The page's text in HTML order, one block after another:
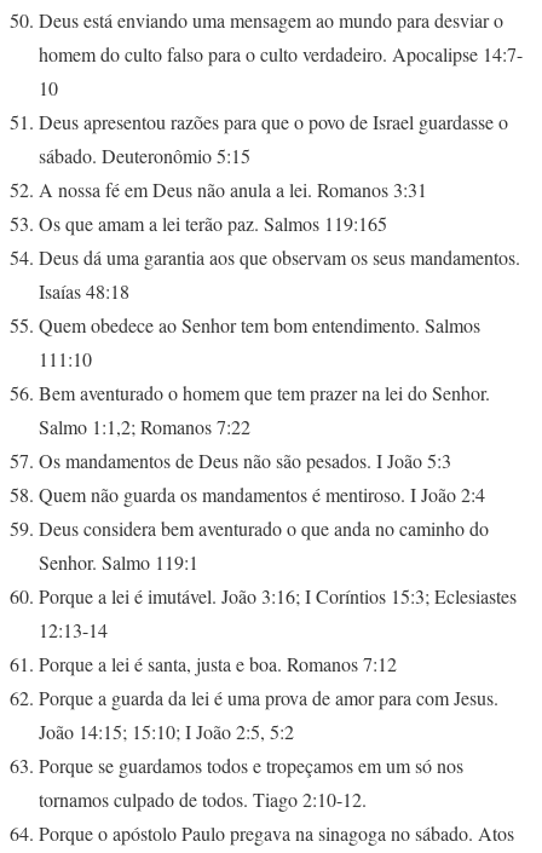
Deus está enviando uma mensagem ao mundo para desviar o
homem do culto falso para o culto verdadeiro. Apocalipse 14:7-
10
Deus apresentou razões para que o povo de Israel guardasse o
sábado. Deuteronômio 5:15
A nossa fé em Deus não anula a lei. Romanos 3:31
Os que amam a lei terão paz. Salmos 119:165
Deus dá uma garantia aos que observam os seus mandamentos.
Isaías 48:18
Quem obedece ao Senhor tem bom entendimento. Salmos
111:10
Bem aventurado o homem que tem prazer na lei do Senhor.
Salmo 1:1,2; Romanos 7:22
Os mandamentos de Deus não são pesados. I João 5:3
Quem não guarda os mandamentos é mentiroso. I João 2:4
Deus considera bem aventurado o que anda no caminho do
Senhor. Salmo 119:1
Porque a lei é imutável. João 3:16; I Coríntios 15:3; Eclesiastes
12:13-14
Porque a lei é santa, justa e boa. Romanos 7:12
Porque a guarda da lei é uma prova de amor para com Jesus.
João 14:15; 15:10; I João 2:5, 5:2
Porque se guardamos todos e tropeçamos em um só nos
tornamos culpado de todos. Tiago 2:10-12.
Porque o apóstolo Paulo pregava na sinagoga no sábado. Atos